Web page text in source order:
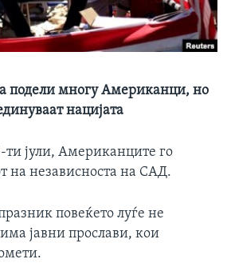
подели многу Американци, но
нацијата
ти јули, Американците го
на независноста на САД.
повеќето луѓе не
јавни прослави, кои